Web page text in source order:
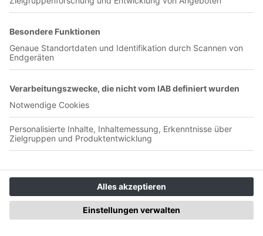
00:04:03
Freshos, Felix stellt uns das Spiel Viktoria Köln vs den SC
das Spiel ? Wie findet ihr beide Mannschaften ?
Folge 3